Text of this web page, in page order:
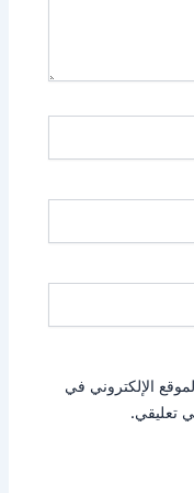
الإلكتروني في
تعليقي.